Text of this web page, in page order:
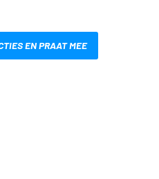
EN PRAAT MEE